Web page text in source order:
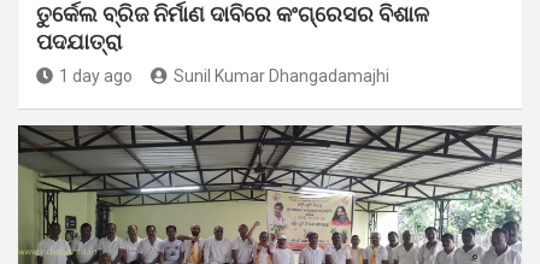
ତୁର୍କେଲ ବ୍ରିଜ ନିର୍ମାଣ ଦାବିରେ କଂଗ୍ରେସର ବିଶାଳ
ପଦଯାତ୍ରା
1 day ago Sunil Kumar Dhangadamajhi